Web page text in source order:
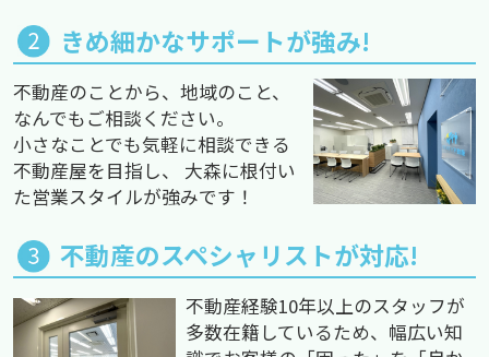
きめ細かなサポートが強み!
不動産のことから、地域のこと、
なんでもご相談ください。
小さなことでも気軽に相談できる
不動産屋を目指し、 大森に根付い
た営業スタイルが強みです！
不動産のスペシャリストが対応!
不動産経験10年以上のスタッフが
多数在籍しているため、幅広い知